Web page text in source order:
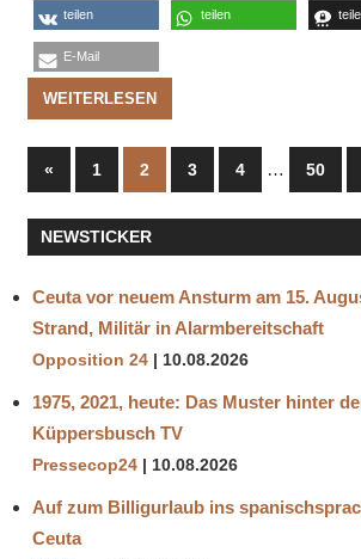
teilen teilen
E-Mail
WEITERLESEN
Seitennummerierung
der
Beiträge
«Vorherige
Beiträge
1 2 3 4 … 50
NEWSTICKER
Ceuta vor neuem Ansturm am 15.
Strand, Militär in Alarmbereitschaft
Opposition 24 10.08.2026
1975, 2021, heute: Das Muster hinter
Küppersbusch TV
Pressecop24 10.08.2026
Auf zum Billigurlaub ins
Ceuta